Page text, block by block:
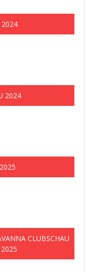
2024
2024
CLUBSCHAU